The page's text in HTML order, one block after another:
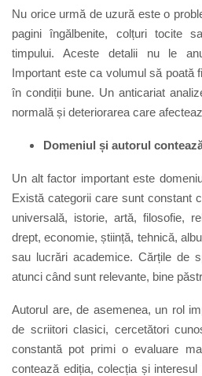
Nu orice urmă de uzură este o
pagini îngălbenite, colțuri tocite
timpului. Aceste detalii nu le
Important este ca volumul să poată
în condiții bune. Un anticariat
normală și deteriorarea care
Domeniul și autorul
Un alt factor important este
Există categorii care sunt constant
universală, istorie, artă, filosofie,
drept, economie, știință, tehnică,
sau lucrări academice. Cărțile de
atunci când sunt relevante, bine
Autorul are, de asemenea, un rol
de scriitori clasici, cercetători
constantă pot primi o evaluare
contează ediția, colecția și